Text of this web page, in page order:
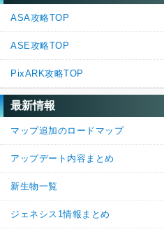
ASA攻略TOP
ASE攻略TOP
PixARK攻略TOP
最新情報
マップ追加のロードマップ
アップデート内容まとめ
新生物一覧
ジェネシス1情報まとめ